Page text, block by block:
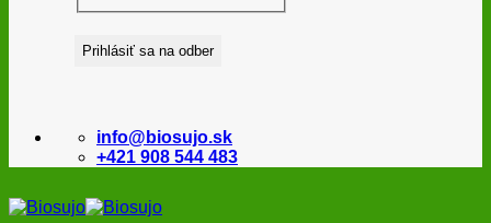
info@biosujo.sk
+421 908 544 483